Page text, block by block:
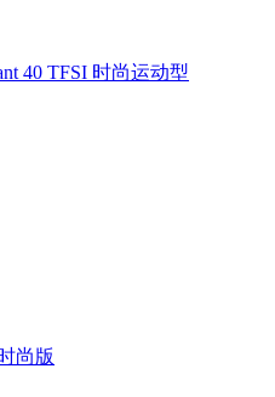
40 TFSI 时尚运动型
尚版